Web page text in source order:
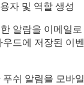
자 및 역할 생성
알람을 이메일
드에 저장된 이
쉬 알림을 모바